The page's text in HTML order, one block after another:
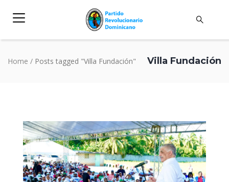
Villa Fundación
Home / Posts tagged "Villa Fundación"